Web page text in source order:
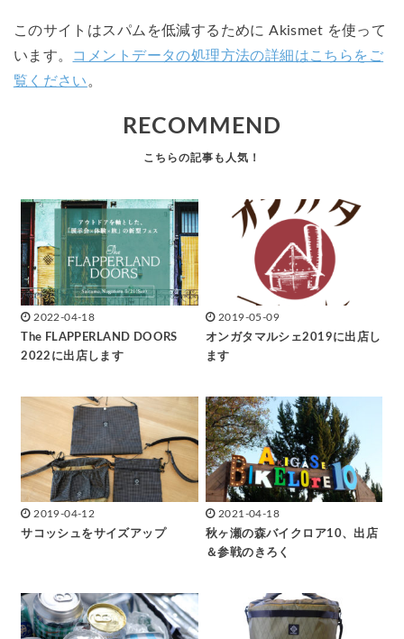
このサイトはスパムを低減するために Akismet を使って
います。 コメントデータの処理方法の詳細はこちらをご
覧ください 。
RECOMMEND
2022-04-18
The FLAPPERLAND DOORS
2022に出店します
2019-05-09
オンガタマルシェ2019に出店し
ます
2019-04-12
サコッシュをサイズアップ
2021-04-18
秋ヶ瀬の森バイクロア10、出店
＆参戦のきろく